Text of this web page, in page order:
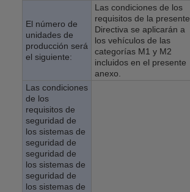
El número de
unidades de
producción será
el siguiente:
Las condiciones de los
requisitos de la presente
Directiva se aplicarán a
los vehículos de las
categorías M1 y M2
incluidos en el presente
anexo.
Las condiciones
de los
requisitos de
seguridad de
los sistemas de
seguridad de
seguridad de
los sistemas de
seguridad de
los sistemas de